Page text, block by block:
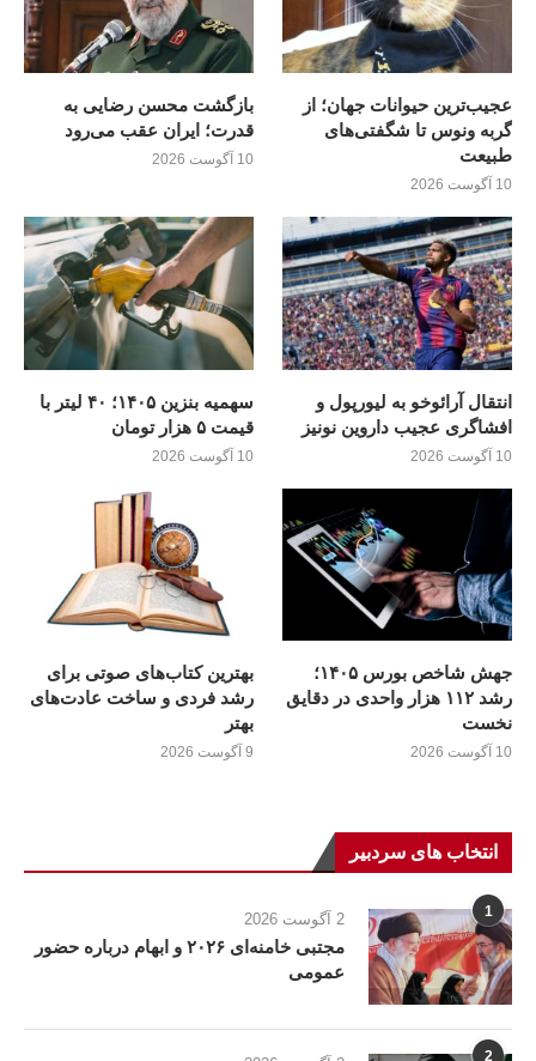
عجیب‌ترین حیوانات جهان؛ از
گربه ونوس تا شگفتی‌های
طبیعت
10 آگوست 2026
بازگشت محسن رضایی به
قدرت؛ ايران عقب می‌رود
10 آگوست 2026
انتقال آرائوخو به لیورپول و
افشاگری عجیب داروین نونیز
10 آگوست 2026
سهمیه بنزین ۱۴۰۵؛ ۴۰ لیتر با
قیمت ۵ هزار تومان
10 آگوست 2026
جهش شاخص بورس ۱۴۰۵؛
رشد ۱۱۲ هزار واحدی در دقایق
نخست
10 آگوست 2026
بهترین کتاب‌های صوتی برای
رشد فردی و ساخت عادت‌های
بهتر
9 آگوست 2026
انتخاب های سردبیر
1 2 آگوست 2026
مجتبی خامنه‌ای ۲۰۲۶ و ابهام درباره حضور
عمومی
2